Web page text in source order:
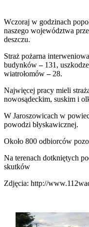
Wczoraj w godzinach
naszego województwa
deszczu.
Straż pożarna
budynków– 131,
wiatrołomów– 28.
Najwięcej pracy mieli
nowosądeckim, suskim i
W Jaroszowicach w
powodzi błyskawicznej.
Około 800 odbiorców
Na terenach dotkniętych
skutków
Zdjęcia: http://